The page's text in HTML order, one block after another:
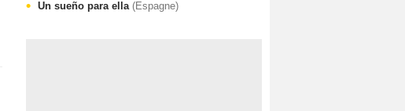
Un sueño para ella (Espagne)